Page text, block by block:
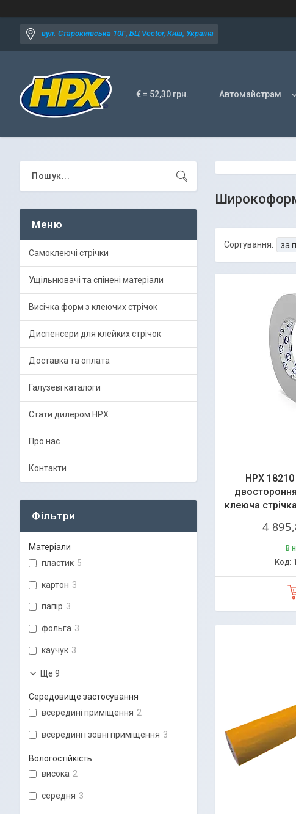
вул. Старокиївська 10Г, БЦ Vector, Київ, Україна
€ = 52,30 грн. Автомайстрам
HPX
клеюча
4
В
Самоклеючі стрічки
Ущільнювачі та спінені матеріали
Висічка форм з клеючих стрічок
Диспенсери для клейких стрічок
Доставка та оплата
Галузеві каталоги
Стати дилером HPX
Про нас
Контакти
Фільтри
Матеріали
пластик 5
картон 3
папір 3
фольга 3
каучук 3
Ще 9
Середовище застосування
всередині приміщення 2
всередині і зовні приміщення 3
Вологостійкість
висока 2
середня 3